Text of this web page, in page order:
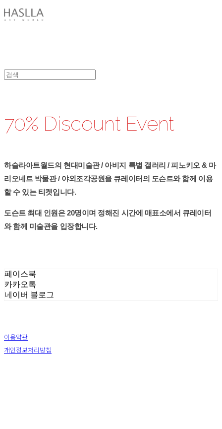
70% Discount Event
하슬라아트월드의 현대미술관 / 아비지 특별 갤러리 / 피노키오 & 마
리오네트 박물관 / 야외조각공원을 큐레이터의 도슨트와 함께 이용
할 수 있는 티켓입니다.
도슨트 최대 인원은 20명이며 정해진 시간에 매표소에서 큐레이터
와 함께 미술관을 입장합니다.
페이스북
카카오톡
네이버 블로그
이용약관
개인정보처리방침